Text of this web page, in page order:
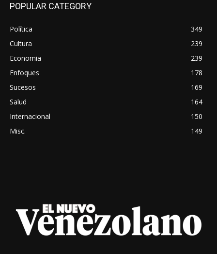
POPULAR CATEGORY
Política
349
Cultura
239
Economia
239
Enfoques
178
Sucesos
169
Salud
164
Internacional
150
Misc.
149